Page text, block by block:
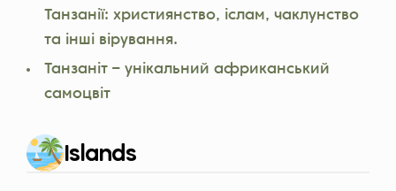
Танзанії: християнство, іслам, чаклунство
та інші вірування.
Танзаніт – унікальний африканський
самоцвіт
Islands